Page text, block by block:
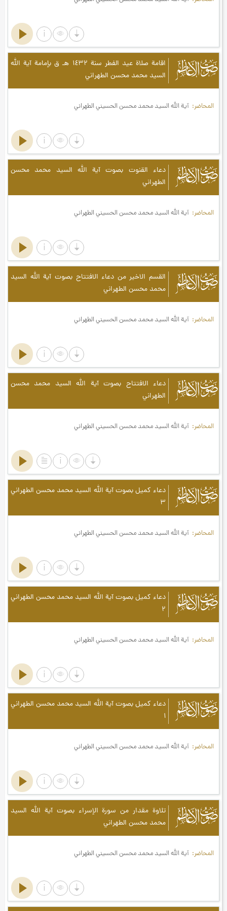
صوت الأعاظم
اقامة صلاة عيد الفطر سنة ۱٤۳۲ هـ ق بإمامة آية الله
السيد محمد محسن الطهراني
المحاضر آية الله السيد محمد محسن الحسيني الطهراني
صوت الأعاظم
دعاء القنوت بصوت آية الله السيد محمد محسن
الطهراني
المحاضر آية الله السيد محمد محسن الحسيني الطهراني
صوت الأعاظم
القسم الاخير من دعاء الافتتاح بصوت آية الله السيد
محمد محسن الطهراني
المحاضر آية الله السيد محمد محسن الحسيني الطهراني
صوت الأعاظم
دعاء الافتتاح بصوت آية الله السيد محمد محسن
الطهراني
المحاضر آية الله السيد محمد محسن الحسيني الطهراني
صوت الأعاظم
دعاء كميل بصوت آية الله السيد محمد محسن الطهراني
۳
المحاضر آية الله السيد محمد محسن الحسيني الطهراني
صوت الأعاظم
دعاء كميل بصوت آية الله السيد محمد محسن الطهراني
۲
المحاضر آية الله السيد محمد محسن الحسيني الطهراني
صوت الأعاظم
دعاء كميل بصوت آية الله السيد محمد محسن الطهراني
۱
المحاضر آية الله السيد محمد محسن الحسيني الطهراني
صوت الأعاظم
تلاوة مقدار من سورة الإسراء بصوت آية الله السيد
محمد محسن الطهراني
المحاضر آية الله السيد محمد محسن الحسيني الطهراني